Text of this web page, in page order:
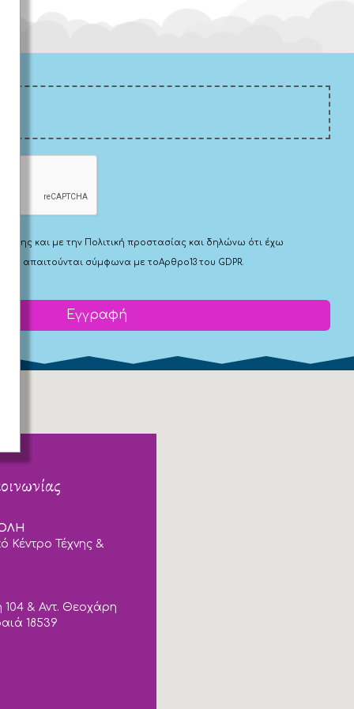
και με την Πολιτική προστασίας και δηλώνω ότι έχω
που απαιτούνται σύμφωνα με τοΑρθρο13 του GDPR.
Εγγραφή
Κέντρο Τέχνης &
104 & Αντ. Θεοχάρη
18539